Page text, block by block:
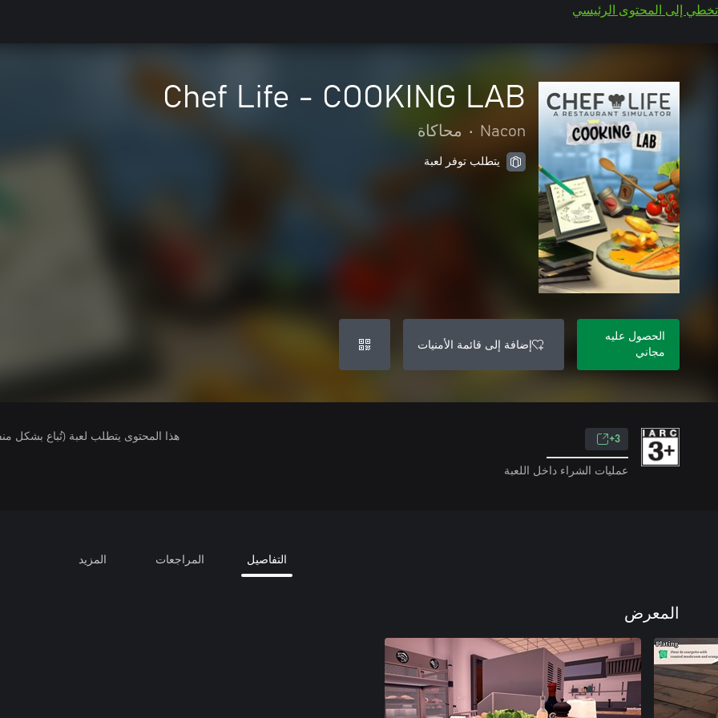
تخطي إلى المحتوى الرئيسي
Chef Life - COOKING LAB
Nacon
• محاكاة
يتطلب توفر لعبة
الحصول عليه
مجاني
إضافة إلى قائمة الأمنيات
3+
عمليات الشراء داخل اللعبة
هذا المحتوى يتطلب لعبة (تُباع بشكل
التفاصيل المراجعات المزيد
المعرض